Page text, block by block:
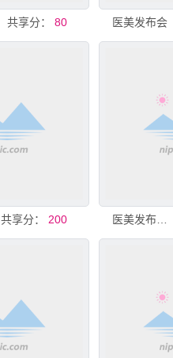
共享分： 80 医美发布会
共享分： 200 医美发布会背景设计